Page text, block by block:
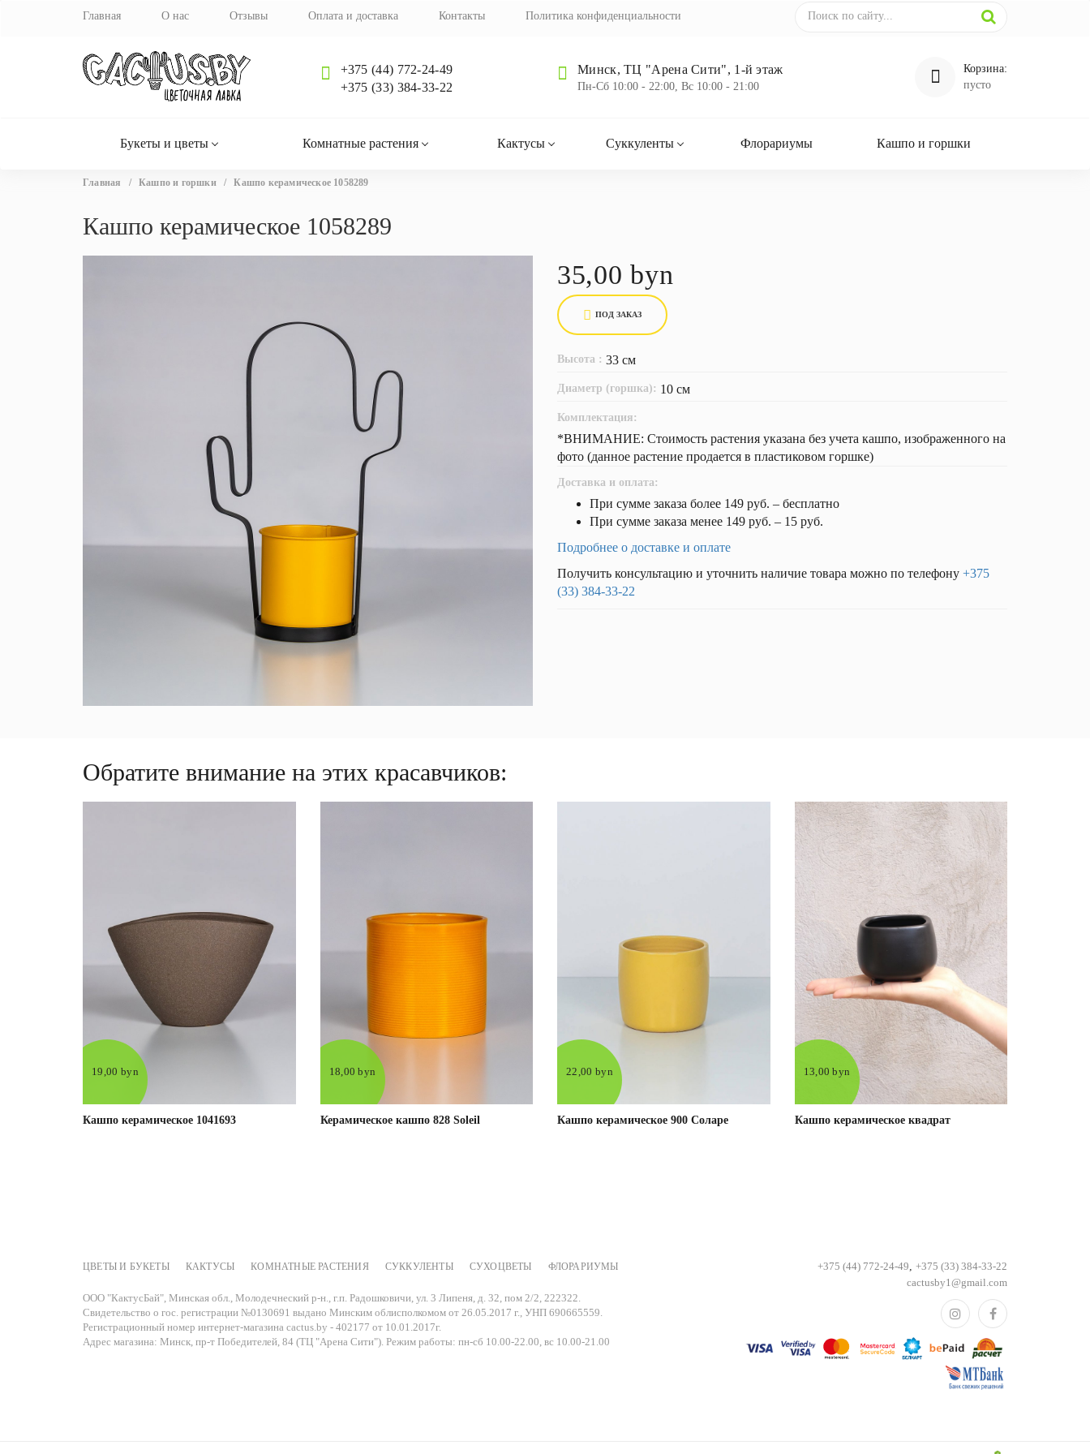
Главная О нас Отзывы Оплата и доставка Контакты Политика конфиденциальности
+375 (44) 772-24-49
+375 (33) 384-33-22
Минск, ТЦ "Арена Сити", 1-й этаж
Пн-Cб 10:00 - 22:00, Вс 10:00 - 21:00
Корзина:
пусто
Букеты и цветы Комнатные растения Кактусы Суккуленты Флорариумы Кашпо и горшки
Вы
Главная / Кашпо и горшки / Кашпо керамическое 1058289
Кашпо керамическое 1058289
35,00 byn
ПОД ЗАКАЗ
Высота : 33 см
Диаметр (горшка): 10 см
Комплектация:
*ВНИМАНИЕ: Стоимость растения указана без учета кашпо, изображенного на
фото (данное растение продается в пластиковом горшке)
Доставка и оплата:
При сумме заказа более 149 руб. – бесплатно
При сумме заказа менее 149 руб. – 15 руб.
Подробнее о доставке и оплате
Получить консультацию и уточнить наличие товара можно по телефону +375
(33) 384-33-22
Обратите внимание на этих красавчиков:
19,00 byn
Кашпо керамическое 1041693
18,00 byn
Керамическое кашпо 828 Soleil
22,00 byn
Кашпо керамическое 900 Соларе
Подробнее
13,00 byn
Кашпо керамическое квадрат
ЦВЕТЫ И БУКЕТЫ КАКТУСЫ КОМНАТНЫЕ РАСТЕНИЯ СУККУЛЕНТЫ СУХОЦВЕТЫ ФЛОРАРИУМЫ
ООО "КактусБай", Минская обл., Молодечнеский р-н., г.п. Радошковичи, ул. 3 Липеня, д. 32, пом 2/2, 222322.
Свидетельство о гос. регистрации №0130691 выдано Минским облисполкомом от 26.05.2017 г., УНП 690665559.
Регистрационный номер интернет-магазина cactus.by - 402177 от 10.01.2017г.
Адрес магазина: Минск, пр-т Победителей, 84 (ТЦ "Арена Сити"). Режим работы: пн-сб 10.00-22.00, вс 10.00-21.00
+375 (44) 772-24-49, +375 (33) 384-33-22
cactusby1@gmail.com